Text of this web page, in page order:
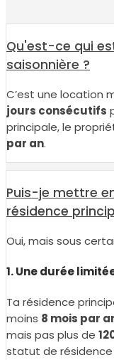
Qu'est-ce qui
saisonnière ?
C’est une location
jours consécutifs
principale, le
par an.
Puis-je mettre
résidence
Oui, mais sous
1. Une durée
Ta résidence
moins 8 mois par
mais pas plus de
statut de résidence